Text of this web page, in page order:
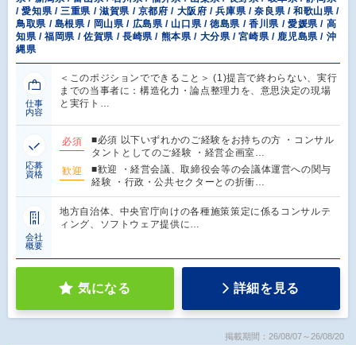
/ 愛知県 / 三重県 / 滋賀県 / 京都府 / 大阪府 / 兵庫県 / 奈良県 / 和歌山県 /
鳥取県 / 島根県 / 岡山県 / 広島県 / 山口県 / 徳島県 / 香川県 / 愛媛県 / 高
知県 / 福岡県 / 佐賀県 / 長崎県 / 熊本県 / 大分県 / 宮崎県 / 鹿児島県 / 沖
縄県
仕事
内容
＜このポジションでできること＞ (1)提言で終わらない、実行
までの当事者に：構造化力・論点整理力を、意思決定の現場
と実行ト…
応募
資格
必須
■必須 以下いずれかのご経験をお持ちの方 ・コンサル
タントとしてのご経験 ・経営企画室…
歓迎
■歓迎 ・経営会議、取締役会等の会議体運営への関与
経験 ・行政・公共セクターとの折衝…
会社
概要
地方自治体、中央官庁向けの各種施策策定に係るコンサルテ
ィング、ソフトウェア提供に…
気になる 詳細を見る
掲載期間：26/08/07～26/08/20